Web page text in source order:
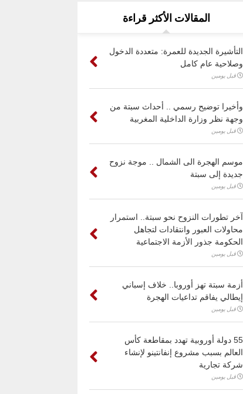
المقالات الأكثر قراءة
التأشيرة الجديدة للعمرة: متعددة الدخول
وصلاحية عام كامل
قبل يومين
وأخيرا توضيح رسمي .. أحداث سبتة من
وجهة نظر وزارة الداخلية المغربية
قبل يومين
موسم الهجرة الى الشمال .. موجة نزوح
جديدة إلى سبتة
قبل يومين
آخر تطورات النزوح نحو سبتة.. استمرار
محاولات العبور وانتقادات لتجاهل
الحكومة جذور الأزمة الاجتماعية
قبل يومين
أزمة سبتة تهز أوروبا.. خلاف إسباني
إيطالي يفاقم تداعيات الهجرة
قبل يومين
55 دولة أوروبية تهدد بمقاطعة كأس
العالم بسبب مشروع إنفانتينو لإنشاء
شركة تجارية
قبل يومين